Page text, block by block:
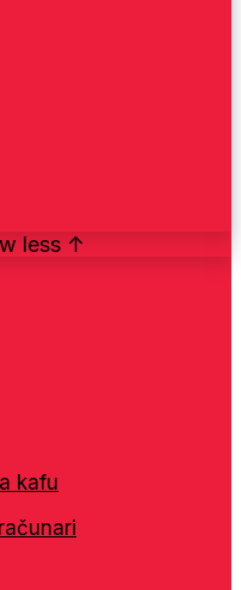
less ↑
kafu